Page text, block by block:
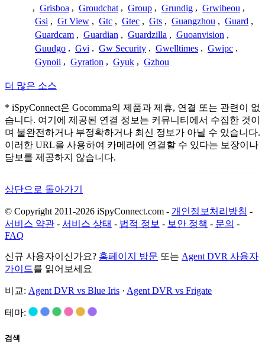
, Grisboa , Groudchat , Group , Grundig , Grwibeou ,
Gsi , Gt View , Gtc , Gtec , Gts , Guangzhou , Guard ,
Guardcam , Guardian , Guardzilla , Guoanvision ,
Guudgo , Gvi , Gw Security , Gwelltimes , Gwipc ,
Gynoii , Gyration , Gyuk , Gzhou
더 많은 소스
* iSpyConnect은 Gocomma의 제품과 제휴, 연결 또는 관련이 없
습니다. 여기에 제공된 연결 정보는 커뮤니티에서 수집한 것이
며 불완전하거나 부정확하거나 최신 정보가 아닐 수 있습니다.
이러한 URL을 사용하여 카메라에 연결할 수 있다는 보장이나
담보를 제공하지 않습니다.
상단으로 돌아가기
© Copyright 2011-2026 iSpyConnect.com - 개인정보처리방침 -
서비스 약관 - 서비스 상태 - 법적 정보 - 보안 정책 - 문의 -
FAQ
신규 사용자이신가요? 홈페이지 방문 또는 Agent DVR 사용자
가이드를 읽어보세요
비교: Agent DVR vs Blue Iris · Agent DVR vs Frigate
테마:
검색